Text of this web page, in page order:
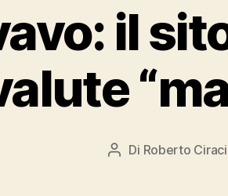
il
Autore
Di Roberto Ciraci